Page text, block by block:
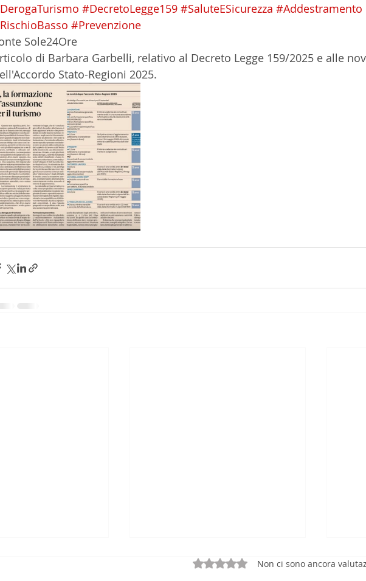
#DecretoLegge159 #SaluteESicurezza #Addestramento
#Prevenzione
Sole24Ore
di Barbara Garbelli, relativo al Decreto Legge 159/2025 e alle
Stato-Regioni 2025.
Valutazione 0 stelle su 5.
Non ci sono ancora